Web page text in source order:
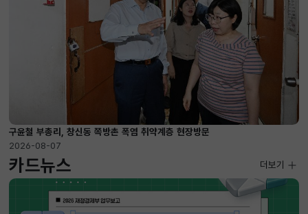
구윤철 부총리, 창신동 쪽방촌 폭염 취약계층 현장방문
2026-08-07
카드뉴스 더보기